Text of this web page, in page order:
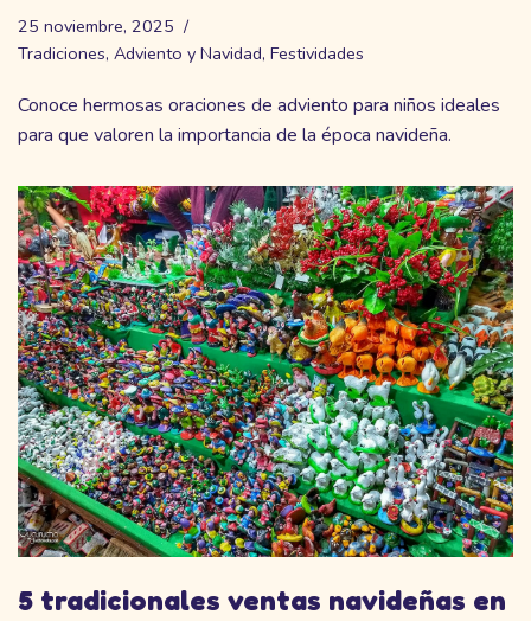
25 noviembre, 2025
Tradiciones, Adviento y Navidad, Festividades
Conoce hermosas oraciones de adviento para niños ideales
para que valoren la importancia de la época navideña.
5 tradicionales ventas navideñas en